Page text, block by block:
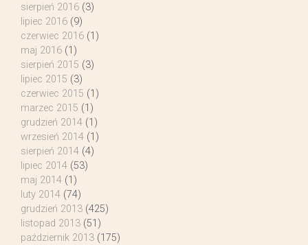
sierpień 2016 (3)
lipiec 2016 (9)
czerwiec 2016 (1)
maj 2016 (1)
sierpień 2015 (3)
lipiec 2015 (3)
czerwiec 2015 (1)
marzec 2015 (1)
grudzień 2014 (1)
wrzesień 2014 (1)
sierpień 2014 (4)
lipiec 2014 (53)
maj 2014 (1)
luty 2014 (74)
grudzień 2013 (425)
listopad 2013 (51)
październik 2013 (175)